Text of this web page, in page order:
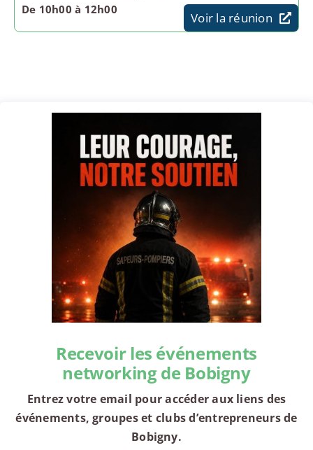
De 10h00 à 12h00
Voir la réunion
Recevoir les événements
networking de Bobigny
Entrez votre email pour accéder aux liens des
événements, groupes et clubs d’entrepreneurs de
Bobigny.